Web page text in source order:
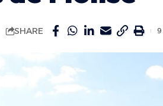
SHARE 9